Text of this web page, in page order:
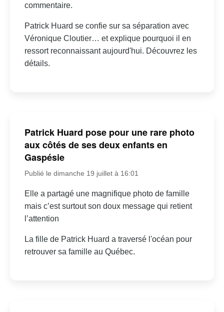
commentaire.
Patrick Huard se confie sur sa séparation avec
Véronique Cloutier… et explique pourquoi il en
ressort reconnaissant aujourd'hui. Découvrez les
détails.
Patrick Huard pose pour une rare photo
aux côtés de ses deux enfants en
Gaspésie
Publié le dimanche 19 juillet à 16:01
Elle a partagé une magnifique photo de famille
mais c’est surtout son doux message qui retient
l’attention
La fille de Patrick Huard a traversé l'océan pour
retrouver sa famille au Québec.